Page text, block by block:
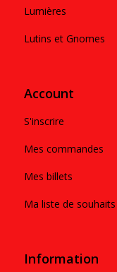
Lumières
Lutins et Gnomes
Account
S'inscrire
Mes commandes
Mes billets
Ma liste de souhaits
Information